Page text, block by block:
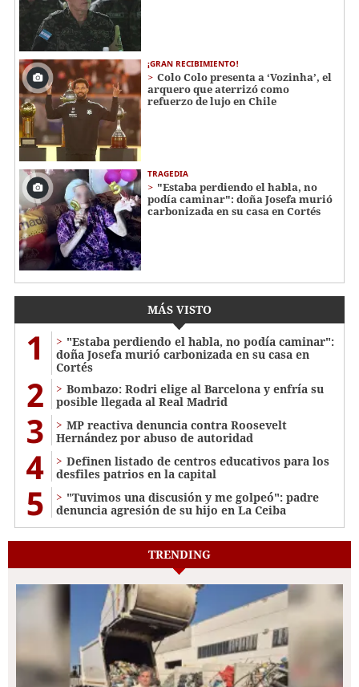
¡GRAN RECIBIMIENTO!
Colo Colo presenta a ‘Vozinha’, el
arquero que aterrizó como
refuerzo de lujo en Chile
TRAGEDIA
"Estaba perdiendo el habla, no
podía caminar": doña Josefa murió
carbonizada en su casa en Cortés
MÁS VISTO
1
"Estaba perdiendo el habla, no podía caminar":
doña Josefa murió carbonizada en su casa en
Cortés
2
Bombazo: Rodri elige al Barcelona y enfría su
posible llegada al Real Madrid
3
MP reactiva denuncia contra Roosevelt
Hernández por abuso de autoridad
4
Definen listado de centros educativos para los
desfiles patrios en la capital
5
"Tuvimos una discusión y me golpeó": padre
denuncia agresión de su hijo en La Ceiba
TRENDING